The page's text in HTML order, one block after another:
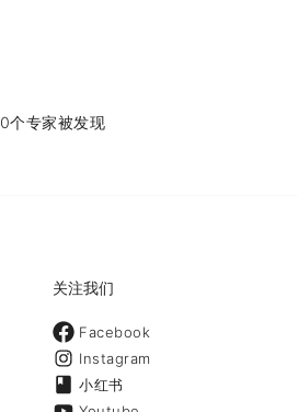
0个专家被发现
关注我们
Facebook
Instagram
小红书